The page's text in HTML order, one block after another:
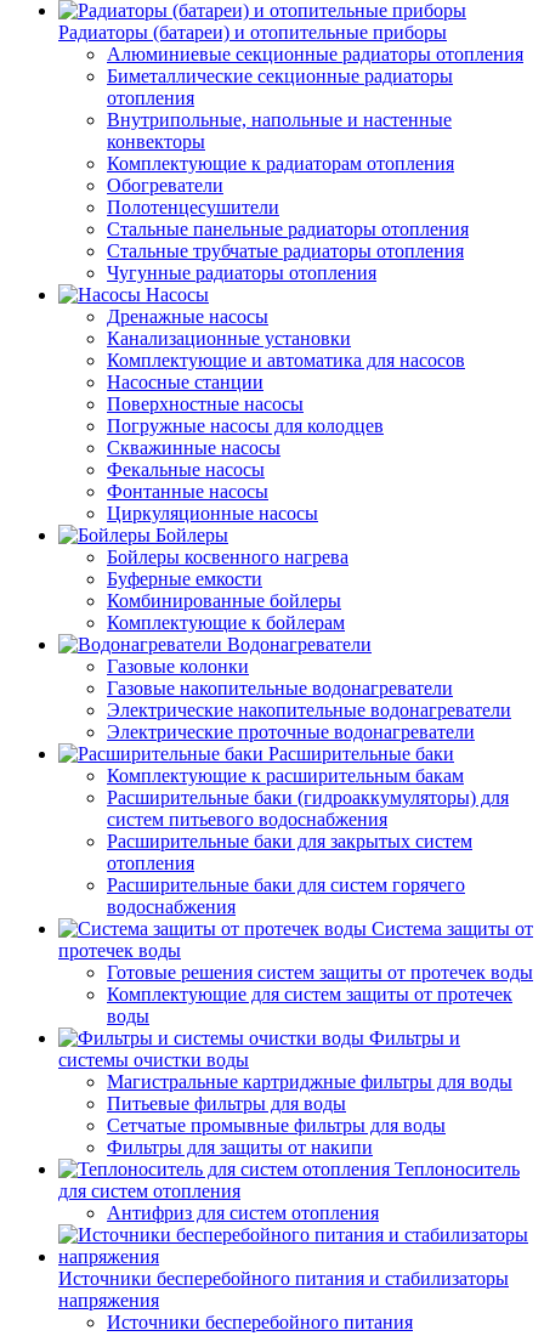
Радиаторы (батареи) и отопительные приборы
Алюминиевые секционные радиаторы отопления
Биметаллические секционные радиаторы
отопления
Внутрипольные, напольные и настенные
конвекторы
Комплектующие к радиаторам отопления
Обогреватели
Полотенцесушители
Стальные панельные радиаторы отопления
Стальные трубчатые радиаторы отопления
Чугунные радиаторы отопления
Насосы
Дренажные насосы
Канализационные установки
Комплектующие и автоматика для насосов
Насосные станции
Поверхностные насосы
Погружные насосы для колодцев
Скважинные насосы
Фекальные насосы
Фонтанные насосы
Циркуляционные насосы
Бойлеры
Бойлеры косвенного нагрева
Буферные емкости
Комбинированные бойлеры
Комплектующие к бойлерам
Водонагреватели
Газовые колонки
Газовые накопительные водонагреватели
Электрические накопительные водонагреватели
Электрические проточные водонагреватели
Расширительные баки
Комплектующие к расширительным бакам
Расширительные баки (гидроаккумуляторы) для
систем питьевого водоснабжения
Расширительные баки для закрытых систем
отопления
Расширительные баки для систем горячего
водоснабжения
Система защиты от
протечек воды
Готовые решения систем защиты от протечек воды
Комплектующие для систем защиты от протечек
воды
Фильтры и
системы очистки воды
Магистральные картриджные фильтры для воды
Питьевые фильтры для воды
Сетчатые промывные фильтры для воды
Фильтры для защиты от накипи
Теплоноситель
для систем отопления
Антифриз для систем отопления
Источники бесперебойного питания и стабилизаторы
напряжения
Источники бесперебойного питания